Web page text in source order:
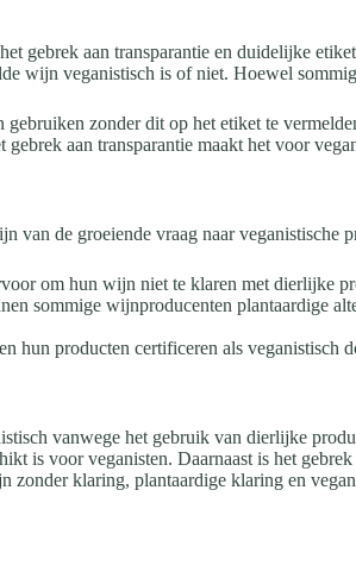
gebrek aan transparantie en duidelijke
wijn veganistisch is of niet. Hoewel
zonder dit op het etiket te
aan transparantie maakt het voor
van de groeiende vraag naar
om hun wijn niet te klaren met dierlijke
sommige wijnproducenten plantaardige
hun producten certificeren als
vanwege het gebruik van dierlijke
is voor veganisten. Daarnaast is het
zonder klaring, plantaardige klaring en